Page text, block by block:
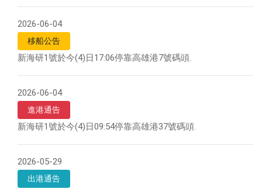
2026-06-04
移船公告
新海研1號於今(4)日17:06停靠高雄港7號碼頭.
2026-06-04
進港通告
新海研1號於今(4)日09:54停靠高雄港37號碼頭.
2026-05-29
出港通告